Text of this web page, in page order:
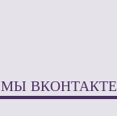
МЫ ВКОНТАКТЕ